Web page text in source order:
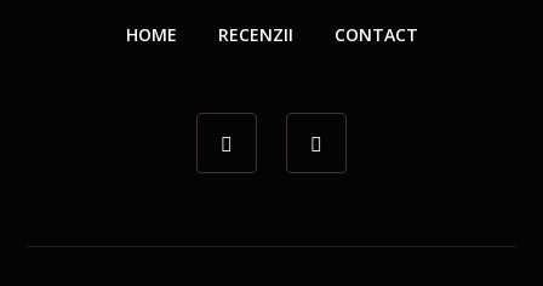
HOME RECENZII CONTACT